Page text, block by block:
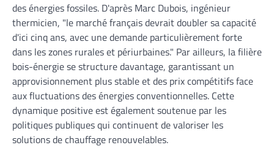
des énergies fossiles. D'après Marc Dubois, ingénieur
thermicien, "le marché français devrait doubler sa capacité
d'ici cinq ans, avec une demande particulièrement forte
dans les zones rurales et périurbaines." Par ailleurs, la filière
bois-énergie se structure davantage, garantissant un
approvisionnement plus stable et des prix compétitifs face
aux fluctuations des énergies conventionnelles. Cette
dynamique positive est également soutenue par les
politiques publiques qui continuent de valoriser les
solutions de chauffage renouvelables.